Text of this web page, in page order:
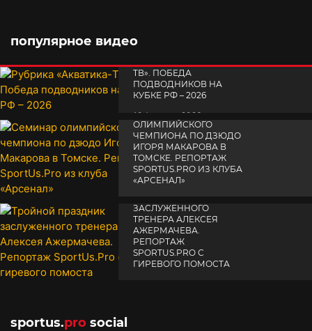
популярное видео
TВ». ПОБЕДА
ПОДВОДНИКОВ НА
КУБКЕ РФ – 2026
19 февраля 2026
СЕМИНАР
ОЛИМПИЙСКОГО
ЧЕМПИОНА ПО ДЗЮДО
ИГОРЯ МАКАРОВА В
ТОМСКЕ. РЕПОРТАЖ
SPORTUS.PRO ИЗ КЛУБА
«АРСЕНАЛ»
ЗАСЛУЖЕННОГО
ТРЕНЕРА АЛЕКСЕЯ
АЖЕРМАЧЕВА.
РЕПОРТАЖ
SPORTUS.PRO С
ГИРЕВОГО ПОМОСТА
sportus.pro social